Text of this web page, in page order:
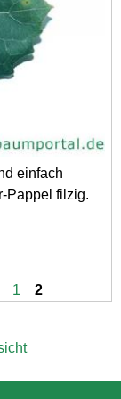
einfach
Pappel filzig.
1 2